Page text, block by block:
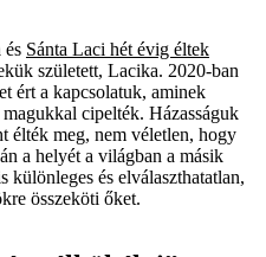
és Sánta Laci hét évig éltek
született, Lacika. 2020-ban
ért a kapcsolatuk, aminek
cipelték. Házasságuk
élték meg, nem véletlen, hogy
a helyét a világban a másik
és elválaszthatatlan,
összeköti őket.